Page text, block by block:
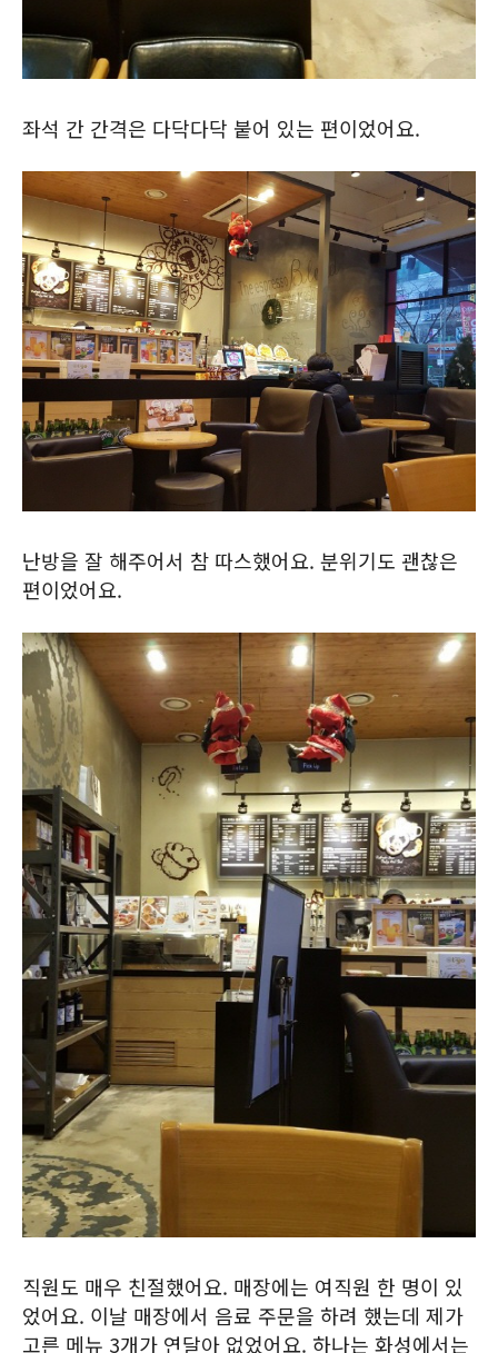
좌석 간 간격은 다닥다닥 붙어 있는 편이었어요.
난방을 잘 해주어서 참 따스했어요. 분위기도 괜찮은
편이었어요.
직원도 매우 친절했어요. 매장에는 여직원 한 명이 있
었어요. 이날 매장에서 음료 주문을 하려 했는데 제가
고른 메뉴 3개가 연달아 없었어요. 하나는 화성에서는